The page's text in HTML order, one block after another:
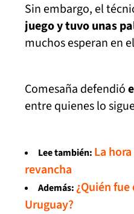
Sin embargo, el
juego y tuvo unas
muchos esperan en
Comesaña defendió
entre quienes lo
Lee también: La
revancha
Además: ¿Quién
Uruguay?